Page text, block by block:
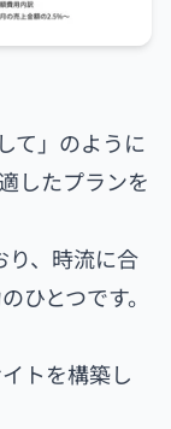
て」のように
したプランを
り、時流に合
ひとつです。
トを構築し